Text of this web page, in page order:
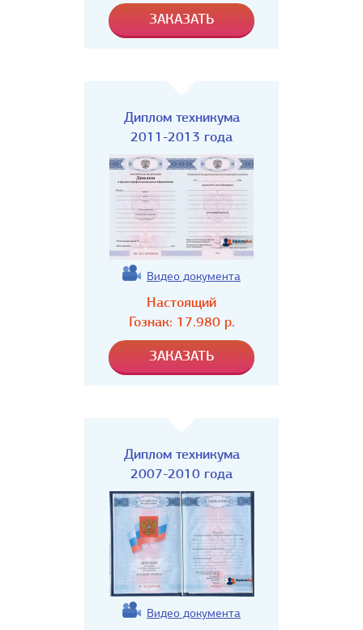
Диплом техникума
2011-2013 года
Видео документа
Настоящий
Гознак: 17.980р.
Диплом техникума
2007-2010 года
Видео документа